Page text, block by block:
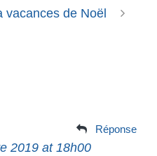
vacances de Noël
2019 at 18h00
Réponse